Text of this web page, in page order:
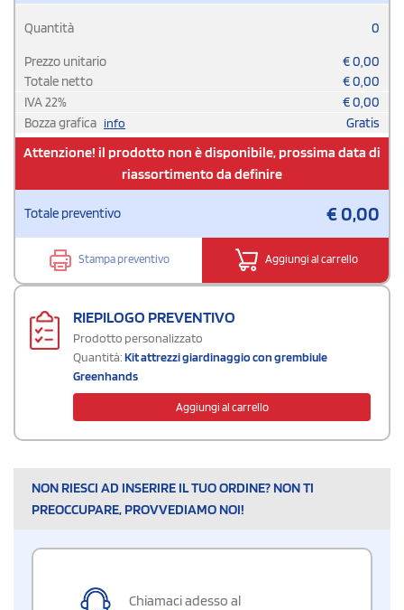
Quantità 0
Prezzo unitario €0,00
Totale netto
€0,00
IVA22% €0,00
Bozza grafica info Gratis
Attenzione! il prodotto non è disponibile, prossima data di
riassortimento da definire
Totale preventivo €0,00
Stampa preventivo Aggiungi al carrello
RIEPILOGO PREVENTIVO
Prodotto personalizzato
Quantità:Kit attrezzi giardinaggio con grembiule
Greenhands
Aggiungi al carrello
NON RIESCI AD INSERIRE IL TUO ORDINE? NON TI
PREOCCUPARE, PROVVEDIAMO NOI!
Chiamaci adesso al